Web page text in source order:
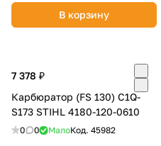
В корзину
7 378 ₽
Карбюратор (FS 130) C1Q-
S173 STIHL 4180-120-0610
0 0 МалоКод. 45982